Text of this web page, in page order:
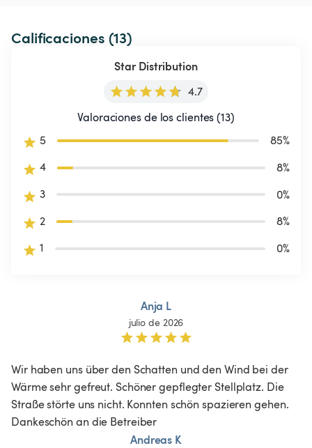
Calificaciones (13)
Star Distribution
4.7
Valoraciones de los clientes (13)
5
85%
4
8%
3
0%
2
8%
1
0%
Anja L
julio de 2026
Wir haben uns über den Schatten und den Wind bei der
Wärme sehr gefreut. Schöner gepflegter Stellplatz. Die
Straße störte uns nicht. Konnten schön spazieren gehen.
Dankeschön an die Betreiber
Andreas K